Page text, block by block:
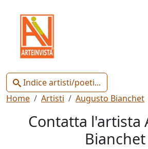
Indice artisti/poeti...
Indice
Artisti
Poeti
Home Artisti Augusto Bianchet
Contatta l'artista
Bianchet